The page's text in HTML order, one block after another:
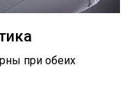
при обеих